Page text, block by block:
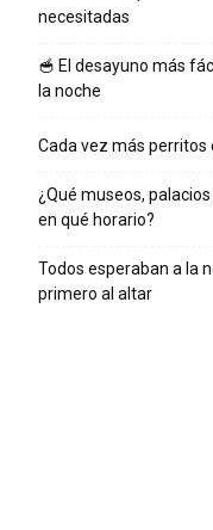
necesitadas
🥣 El desayuno más
la noche
Cada vez más perritos
¿Qué museos,
en qué horario?
Todos esperaban a la
primero al altar